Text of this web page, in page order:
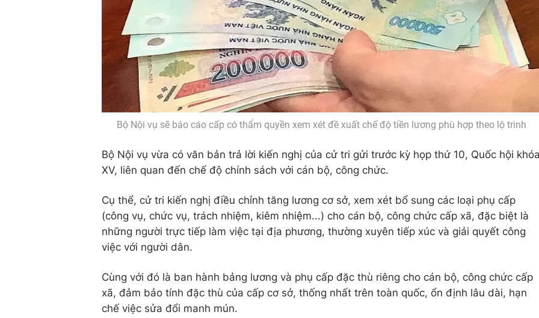
Bộ Nội vụ sẽ báo cáo cấp có thẩm quyền xem xét đề xuất chế độ tiền lương phù hợp theo lộ trình
Bộ Nội vụ vừa có văn bản trả lời kiến nghị của cử tri gửi trước kỳ họp thứ 10, Quốc hội
XV, liên quan đến chế độ chính sách với cán bộ, công chức.
Cụ thể, cử tri kiến nghị điều chỉnh tăng lương cơ sở, xem xét bổ sung các loại phụ cấp
(công vụ, chức vụ, trách nhiệm, kiêm nhiệm...) cho cán bộ, công chức cấp xã, đặc biệt là
những người trực tiếp làm việc tại địa phương, thường xuyên tiếp xúc và giải quyết công
việc với người dân.
Cùng với đó là ban hành bảng lương và phụ cấp đặc thù riêng cho cán bộ, công chức cấp
xã, đảm bảo tính đặc thù của cấp cơ sở, thống nhất trên toàn quốc, ổn định lâu dài, hạn
chế việc sửa đổi manh mún.